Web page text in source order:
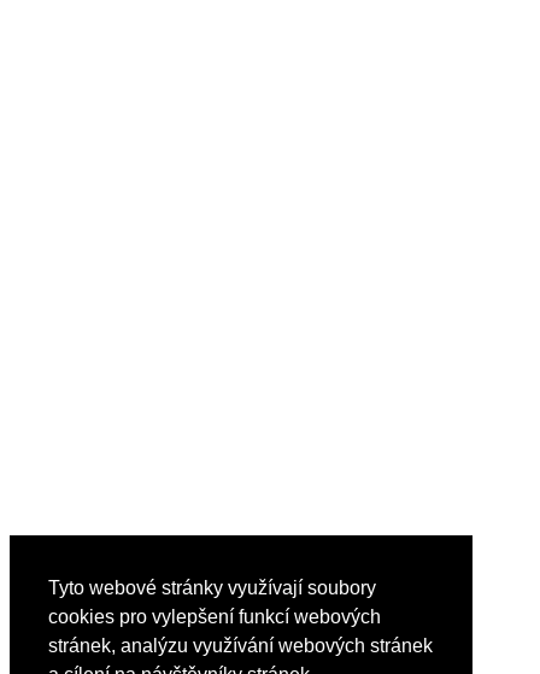
Tyto webové stránky využívají soubory
cookies pro vylepšení funkcí webových
stránek, analýzu využívání webových stránek